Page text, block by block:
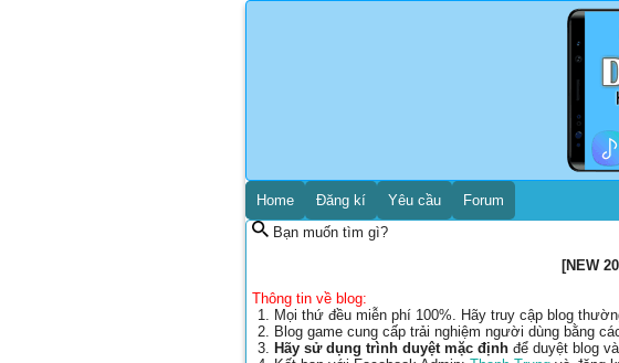
Home Đăng kí Yêu cầu
Forum
Bạn muốn tìm gì?
[NEW
Thông tin về blog:
Mọi thứ đều miễn phí 100%. Hãy truy cập blog
Blog game cung cấp trải nghiệm người dùng bằng
Hãy sử dụng trình duyệt mặc định để duyệt blog